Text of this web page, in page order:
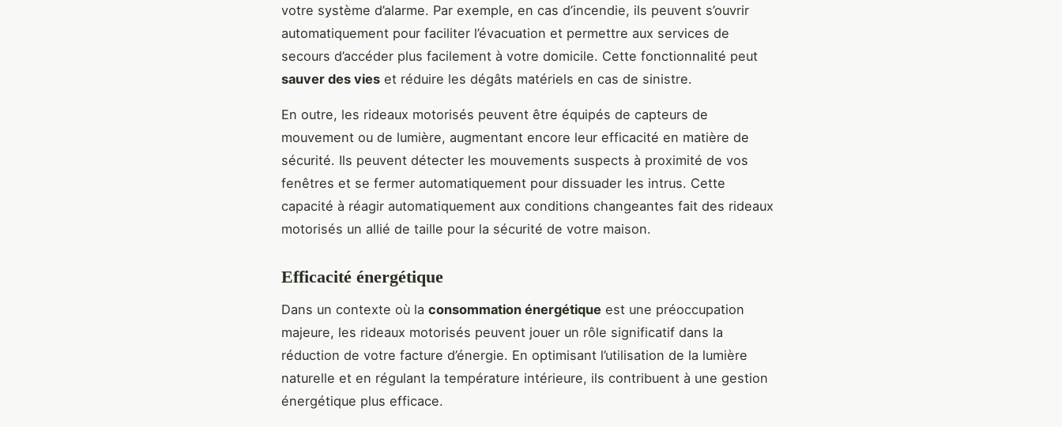
votre système d’alarme. Par exemple, en cas d’incendie, ils peuvent s’ouvrir
automatiquement pour faciliter l’évacuation et permettre aux services de
secours d’accéder plus facilement à votre domicile. Cette fonctionnalité peut
sauver des vies et réduire les dégâts matériels en cas de sinistre.
En outre, les rideaux motorisés peuvent être équipés de capteurs de
mouvement ou de lumière, augmentant encore leur efficacité en matière de
sécurité. Ils peuvent détecter les mouvements suspects à proximité de vos
fenêtres et se fermer automatiquement pour dissuader les intrus. Cette
capacité à réagir automatiquement aux conditions changeantes fait des rideaux
motorisés un allié de taille pour la sécurité de votre maison.
Efficacité énergétique
Dans un contexte où la consommation énergétique est une préoccupation
majeure, les rideaux motorisés peuvent jouer un rôle significatif dans la
réduction de votre facture d’énergie. En optimisant l’utilisation de la lumière
naturelle et en régulant la température intérieure, ils contribuent à une gestion
énergétique plus efficace.